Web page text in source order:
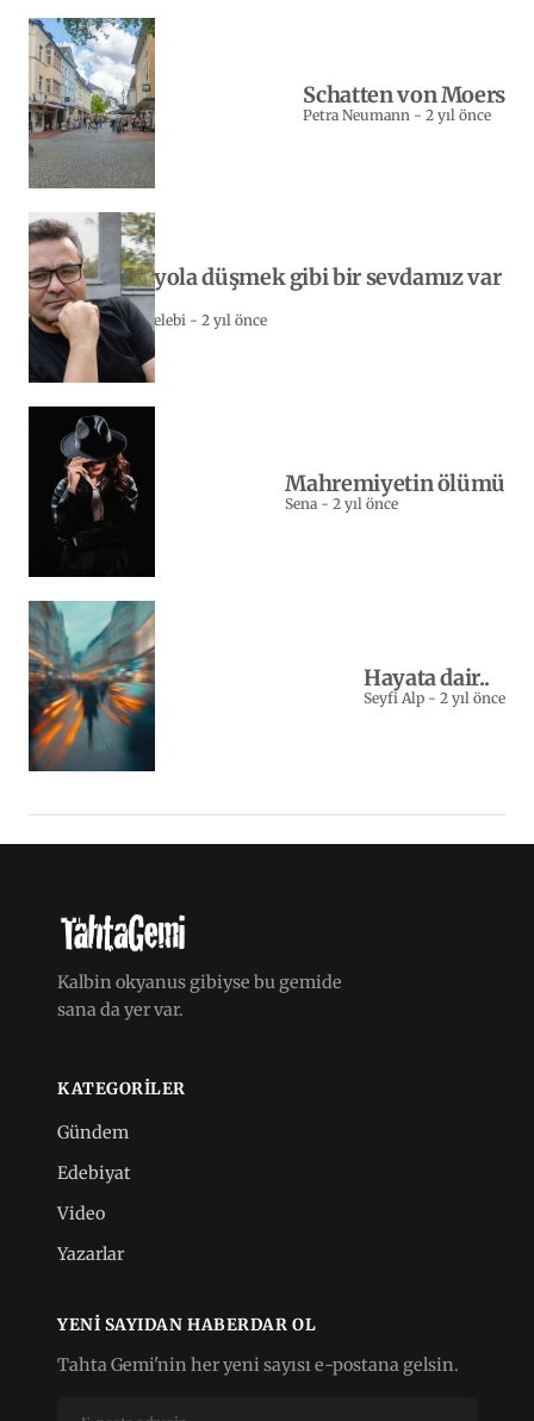
Schatten von Moers
Petra Neumann -2 yıl önce
Yeniden yola düşmek gibi bir sevdamız var
bizim…
Sebahattin Celebi - 2 yıl önce
Mahremiyetin ölümü
Sena -2 yıl önce
Hayata dair..
Seyfi Alp - 2 yıl önce
Kalbin okyanus gibiyse bu gemide
sana da yer var.
KATEGORILER
Gündem
Edebiyat
Video
Yazarlar
YENI SAYIDAN HABERDAR OL
Tahta Gemi'nin her yeni sayısı e-postana gelsin.